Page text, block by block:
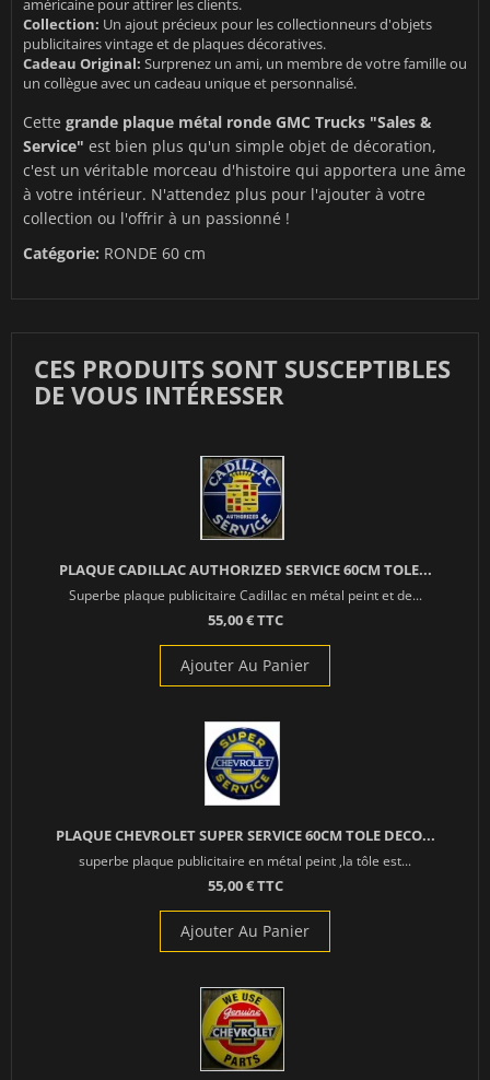
américaine pour attirer les clients.
Collection: Un ajout précieux pour les collectionneurs d'objets
publicitaires vintage et de plaques décoratives.
Cadeau Original: Surprenez un ami, un membre de votre famille ou
un collègue avec un cadeau unique et personnalisé.
Cette grande plaque métal ronde GMC Trucks "Sales &
Service" est bien plus qu'un simple objet de décoration,
c'est un véritable morceau d'histoire qui apportera une âme
à votre intérieur. N'attendez plus pour l'ajouter à votre
collection ou l'offrir à un passionné !
Catégorie: RONDE 60 cm
CES PRODUITS SONT SUSCEPTIBLES
DE VOUS INTÉRESSER
PLAQUE CADILLAC AUTHORIZED SERVICE 60CM TOLE...
Superbe plaque publicitaire Cadillac en métal peint et de...
55,00 € TTC
Ajouter Au Panier
PLAQUE CHEVROLET SUPER SERVICE 60CM TOLE DECO...
superbe plaque publicitaire en métal peint ,la tôle est...
55,00 € TTC
Ajouter Au Panier